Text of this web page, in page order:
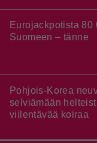
Eurojackpotista 80
Suomeen – tänne
Pohjois-Korea
selviämään
viilentävää koiraa